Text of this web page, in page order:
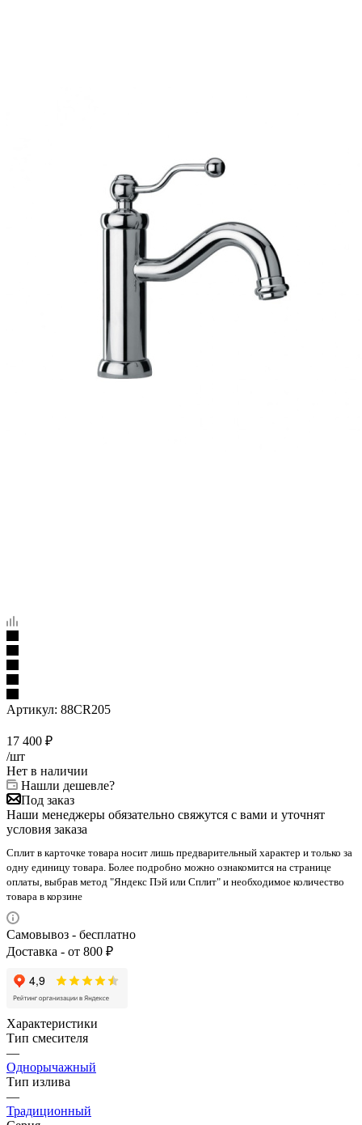
Артикул: 88CR205
17 400 ₽
/шт
Нет в наличии
Нашли дешевле?
Под заказ
Наши менеджеры обязательно свяжутся с вами и уточнят
условия заказа
Сплит в карточке товара носит лишь предварительный характер и только за
одну единицу товара. Более подробно можно ознакомится на странице
оплаты, выбрав метод "Яндекс Пэй или Сплит" и необходимое количество
товара в корзине
Самовывоз - бесплатно
Доставка - от 800 ₽
Характеристики
Тип смесителя
—
Однорычажный
Тип излива
—
Традиционный